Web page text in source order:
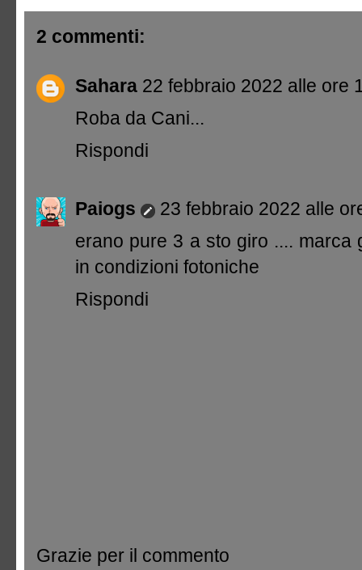
2 commenti:
Sahara 22 febbraio 2022 alle ore
Roba da Cani...
Rispondi
Paiogs
23 febbraio 2022 alle
erano pure 3 a sto giro .... marca
in condizioni fotoniche
Rispondi
Grazie per il commento